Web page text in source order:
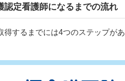
認定看護師になるまでの流れ
得するまでには4つのステップがあ